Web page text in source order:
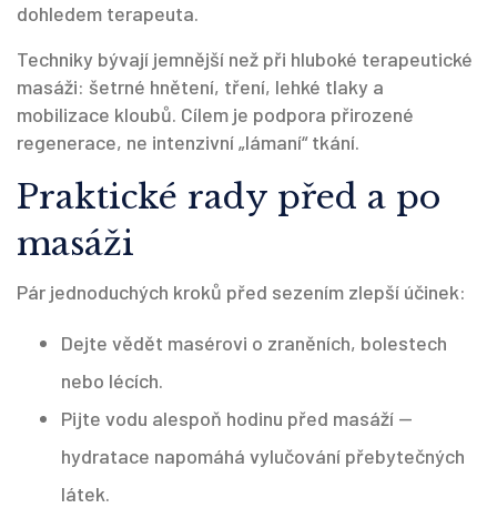
dohledem terapeuta.
Techniky bývají jemnější než při hluboké terapeutické
masáži: šetrné hnětení, tření, lehké tlaky a
mobilizace kloubů. Cílem je podpora přirozené
regenerace, ne intenzivní „lámaní“ tkání.
Praktické rady před a po
masáži
Pár jednoduchých kroků před sezením zlepší účinek:
Dejte vědět masérovi o zraněních, bolestech
nebo lécích.
Pijte vodu alespoň hodinu před masáží —
hydratace napomáhá vylučování přebytečných
látek.